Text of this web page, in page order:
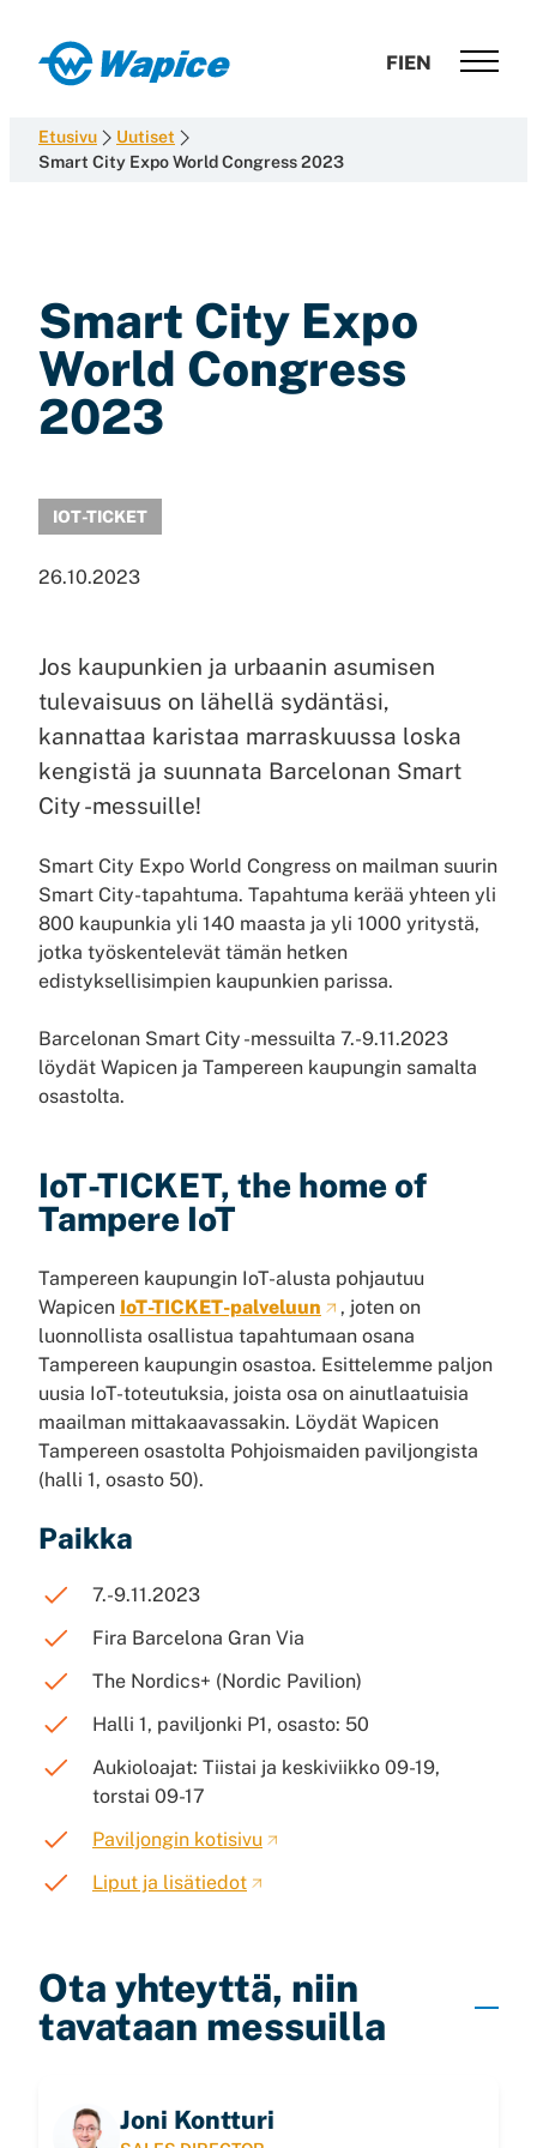
suoraan
sisältöön
Wapice
development
with
FIEN
Etusivu
Uutiset
Smart City Expo World Congress 2023
Smart City Expo
World Congress
2023
IOT-TICKET
26.10.2023
Jos kaupunkien ja urbaanin asumisen
tulevaisuus on lähellä sydäntäsi,
kannattaa karistaa marraskuussa loska
kengistä ja suunnata Barcelonan Smart
City -messuille!
Smart City Expo World Congress on mailman suurin
Smart City-tapahtuma. Tapahtuma kerää yhteen yli
800 kaupunkia yli 140 maasta ja yli 1000 yritystä,
jotka työskentelevät tämän hetken
edistyksellisimpien kaupunkien parissa.
Barcelonan Smart City -messuilta 7.-9.11.2023
löydät Wapicen ja Tampereen kaupungin samalta
osastolta.
IoT-TICKET, the home of
Tampere IoT
Tampereen kaupungin IoT-alusta pohjautuu
Wapicen IoT-TICKET-palveluun
, joten on
luonnollista osallistua tapahtumaan osana
Tampereen kaupungin osastoa. Esittelemme paljon
uusia IoT-toteutuksia, joista osa on ainutlaatuisia
maailman mittakaavassakin. Löydät Wapicen
Tampereen osastolta Pohjoismaiden paviljongista
(halli 1, osasto 50).
Paikka
7.-9.11.2023
Fira Barcelona Gran Via
The Nordics+ (Nordic Pavilion)
Halli 1, paviljonki P1, osasto: 50
Aukioloajat: Tiistai ja keskiviikko 09-19,
torstai 09-17
Paviljongin kotisivu
Liput ja lisätiedot
Ota yhteyttä, niin
tavataan messuilla
Joni Kontturi